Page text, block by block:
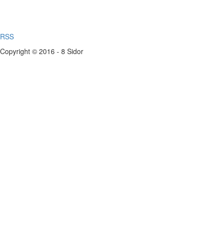
RSS
Copyright © 2016 - 8 Sidor